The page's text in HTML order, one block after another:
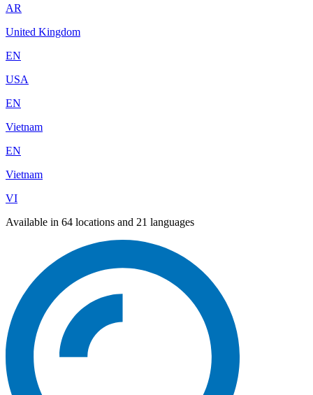
AR
United Kingdom
EN
USA
EN
Vietnam
EN
Vietnam
VI
Available in 64 locations and 21 languages